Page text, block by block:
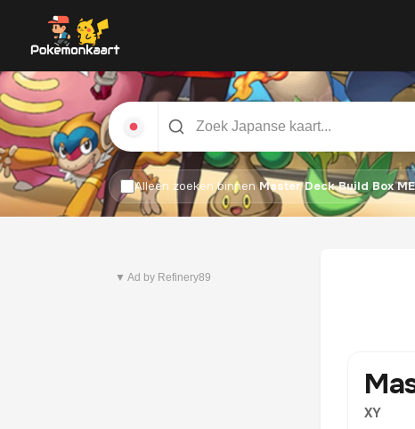
Alleen zoeken binnenMaster Deck Build Box
Pitch Black
▼ Ad by Refinery89
XY